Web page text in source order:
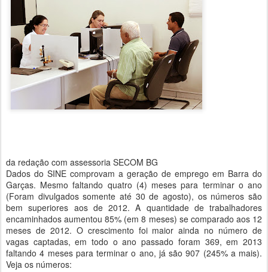
da redação com assessoria SECOM BG
Dados do SINE comprovam a geração de emprego em Barra do
Garças. Mesmo faltando quatro (4) meses para terminar o ano
(Foram divulgados somente até 30 de agosto), os números são
bem superiores aos de 2012. A quantidade de trabalhadores
encaminhados aumentou 85% (em 8 meses) se comparado aos 12
meses de 2012. O crescimento foi maior ainda no número de
vagas captadas, em todo o ano passado foram 369, em 2013
faltando 4 meses para terminar o ano, já são 907 (245% a mais).
Veja os números: